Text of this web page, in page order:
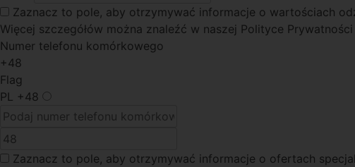
Zaznacz to pole , aby otrzymywać informacje o wartościach
Więcej szczegółów można znaleźć w naszej Polityce Prywatności
Numer telefonu komórkowego
+48
Flag
PL
+48
Zaznacz to pole , aby otrzymywać informacje o ofertach